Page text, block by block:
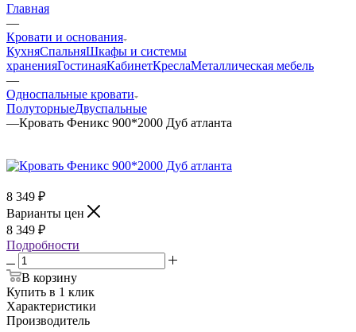
Главная
—
Кровати и основания
КухняСпальняШкафы и системы
храненияГостинаяКабинетКреслаМеталлическая мебель
—
Односпальные кровати
ПолуторныеДвуспальные
—Кровать Феникс 900*2000 Дуб атланта
8 349 ₽
Варианты цен
8 349 ₽
Подробности
В корзину
Купить в 1 клик
Характеристики
Производитель